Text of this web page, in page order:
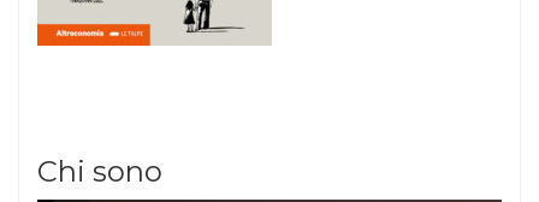
Chi sono